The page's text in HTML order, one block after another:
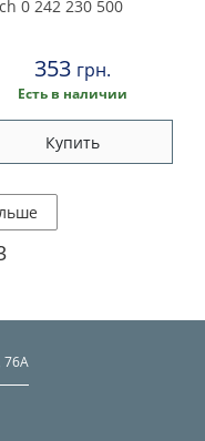
0 242 230 500
353 грн.
Есть в наличии
Купить
76А